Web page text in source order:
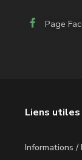
Page
Liens utiles
Informations /